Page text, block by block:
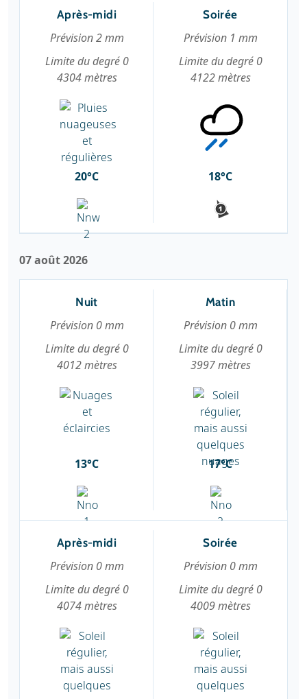
Après-midi
Prévision 2 mm
Limite du degré 0
4304 mètres
20°C
Soirée
Prévision 1 mm
Limite du degré 0
4122 mètres
18°C
07 août 2026
Nuit
Prévision 0 mm
Limite du degré 0
4012 mètres
13°C
Matin
Prévision 0 mm
Limite du degré 0
3997 mètres
17°C
Après-midi
Prévision 0 mm
Limite du degré 0
4074 mètres
Soirée
Prévision 0 mm
Limite du degré 0
4009 mètres